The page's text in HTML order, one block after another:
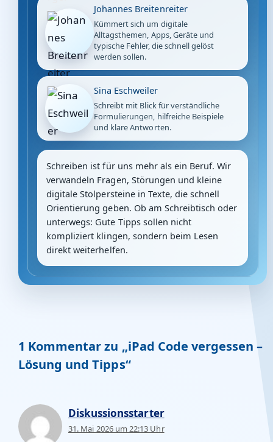
Johannes Breitenreiter
Kümmert sich um digitale
Alltagsthemen, Apps, Geräte und
typische Fehler, die schnell gelöst
werden sollen.
Sina Eschweiler
Schreibt mit Blick für verständliche
Formulierungen, hilfreiche Beispiele
und klare Antworten.
Schreiben ist für uns mehr als ein Beruf. Wir
verwandeln Fragen, Störungen und kleine
digitale Stolpersteine in Texte, die schnell
Orientierung geben. Ob am Schreibtisch oder
unterwegs: Gute Tipps sollen nicht
kompliziert klingen, sondern beim Lesen
direkt weiterhelfen.
1 Kommentar zu „iPad Code vergessen –
Lösung und Tipps“
Diskussionsstarter
31. Mai 2026 um 22:13 Uhr